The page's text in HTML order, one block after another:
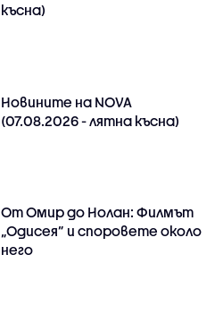
късна)
Новините на NOVA
(07.08.2026 - лятна късна)
От Омир до Нолан: Филмът
„Одисея” и споровете около
него